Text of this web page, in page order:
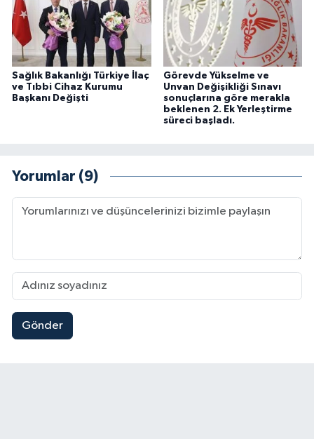
Sağlık Bakanlığı Türkiye İlaç
ve Tıbbi Cihaz Kurumu
Başkanı Değişti
Görevde Yükselme ve
Unvan Değişikliği Sınavı
sonuçlarına göre merakla
beklenen 2. Ek Yerleştirme
süreci başladı.
Yorumlar (9)
Gönder